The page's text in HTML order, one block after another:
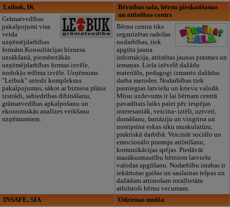
Leibuk, IK
Grāmatvedības
pakalpojumi visa
veida
uzņēmējdarbības
formām.Konsultācijas biznesa
uzsākšanā, piemērotākās
uzņēmējdarbības formas izvēle,
nodokļu režīma izvēle. Uzņēmums
"Leibuk" sniedz kompleksus
pakalpojumus, sākot ar biznesa plāna
izstrādi, sabiedrības dibināšanu,
grāmatvedības apkalpošanu un
ekonomiskās analīzes veikšanu
uzņēmumiem.
Bērnības sala, bērnu pieskatīšanas
un attīstības centrs
Bērnu centra tiks
organizētas radošas
nodarbības, tiek
apgūta jauna
informācija, attīstītas jaunas prasmes un
iemaņas. Liela izēvelē dažādu
materiālu, pedagogi izmanto dažādas
darba metodes. Nodarbības tiek
pasniegtas latviešu un krievu valodā.
Mūsu uzdevums ir lai bērnam centrā
pavadītais laiks paiet pēc iespējas
interesantāk, veicina- iztēli, uztveri,
domāšanu, fantāziju un vingrina un
nostiprina rokas sīku muskulatūru,
praktiskā darbībā. Veicināt sociālo un
emocionālo prasmju attīstīšanu,
komunikācijas spējas. Piedāvāt
mazākumtautību bērniem latviešu
valodas apgūšanu. Nodarbību istabas ir
iekārtotas gaišas un saulainas telpas un
dažādam attistošam rotaļlietām
atbilstoši bērnu vecumam.
INSAFE, SIA
Odzienas muiža